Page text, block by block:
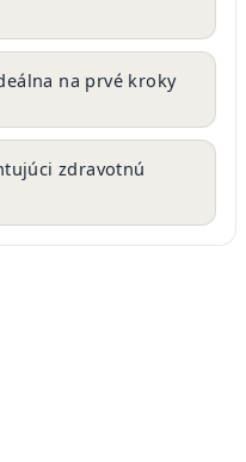
na prvé kroky
zdravotnú